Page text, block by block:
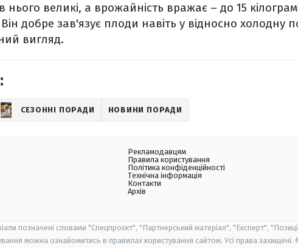
великі, а врожайність вражає – до 15
добре зав'язує плоди навіть у відносно холодну
вигляд.
СЕЗОННІ ПОРАДИ НОВИНИ ПОРАДИ
Рекламодавцям
Правила користування
Політика конфіденційності
Технічна інформація
Контакти
Архів
позначені словами "Спецпроєкт", "Партнерський матеріал", "Експерт",
можна ознайомитись в правилах користування сайтом. Усі права